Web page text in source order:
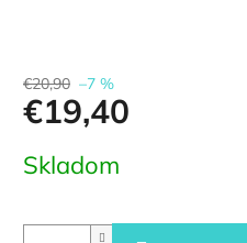
€20,90 –7 %
€19,40
cena:
Skladom